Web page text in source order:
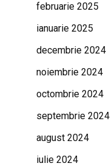
februarie 2025
ianuarie 2025
decembrie 2024
noiembrie 2024
octombrie 2024
septembrie 2024
august 2024
iulie 2024